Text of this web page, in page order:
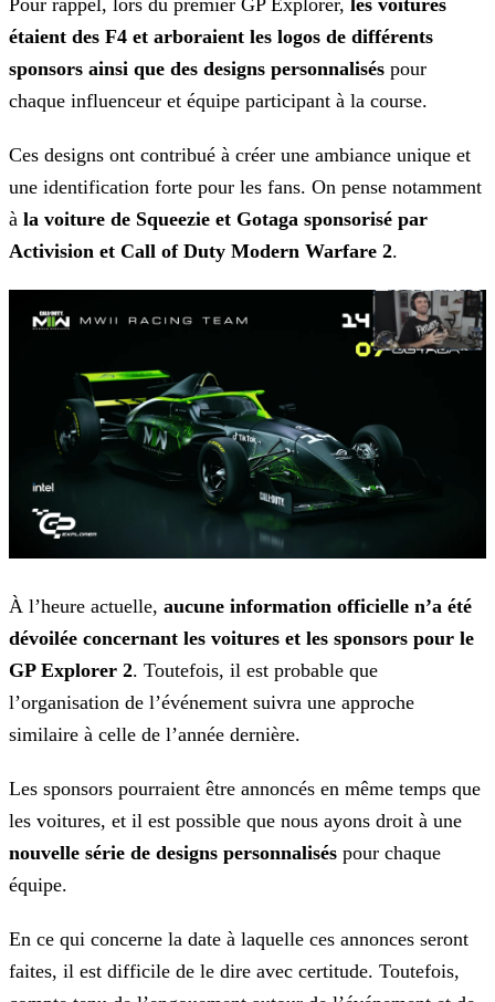
Pour rappel, lors du premier GP Explorer, les voitures
étaient des F4 et arboraient les logos de différents
sponsors ainsi que des designs personnalisés pour
chaque influenceur et équipe participant à la course.
Ces designs ont contribué à créer une ambiance unique et
une identification forte pour les fans. On pense notamment
à la voiture de Squeezie et Gotaga sponsorisé par
Activision et Call ofDuty Modern Warfare 2.
À l’heure actuelle, aucune information officielle n’a été
dévoilée concernant les voitures et les sponsors pour le
GP Explorer 2. Toutefois, il est probable que
l’organisation de l’événement suivra une approche
similaire à celle de l’année dernière.
Les sponsors pourraient être annoncés en même temps que
les voitures, et il est possible que nous ayons droit à une
nouvelle série de designs personnalisés pour chaque
équipe.
En ce qui concerne la date à laquelle ces annonces seront
faites, il est difficile de le dire avec certitude. Toutefois,